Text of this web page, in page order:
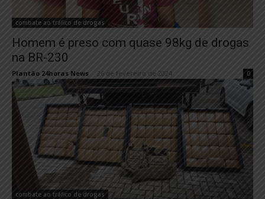
combate ao tráfico de drogas
Homem é preso com quase 98kg de drogas
na BR-230
Plantão 24horas News 26 de fevereiro de 2024 0
combate ao tráfico de drogas